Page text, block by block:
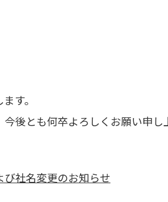
す。
後とも何卒よろしくお願い申し
社名変更のお知らせ